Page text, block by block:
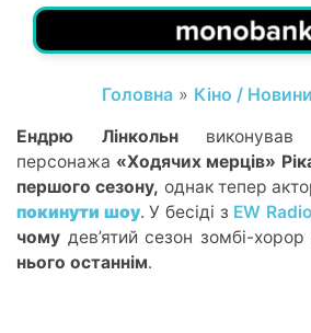
Головна» Кіно /
Ендрю Лінкольнвиконував
персонажа «Ходячих мерців»
першого сезону, однак тепер
покинути шоу. У бесіді з EW Radio
чому дев’ятий сезон зомбі-хорор
нього останнім.